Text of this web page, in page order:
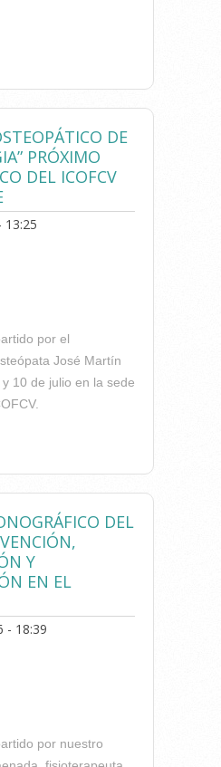
PRESENTA
MÚSCULO-
EN EL
DE
PRÓXIMO
DEL ICOFCV
13:25
por el
José Martín
10 de julio en la sede
DE LA
DEL
Y
EN EL
- 18:39
por nuestro